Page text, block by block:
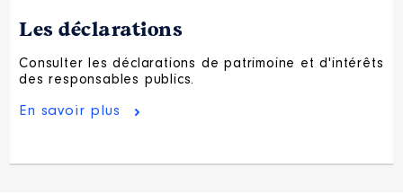
Les déclarations
Consulter les déclarations de patrimoine et d'intérêts
des responsables publics.
En savoir plus